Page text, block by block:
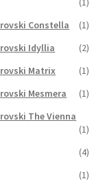
Constella
(1)
Idyllia
(2)
Matrix
(1)
Mesmera
(1)
The Vienna
(1)
(4)
(1)